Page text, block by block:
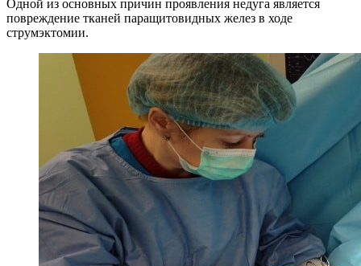
Одной из основных причин проявления недуга является
повреждение тканей паращитовидных желез в ходе
струмэктомии.